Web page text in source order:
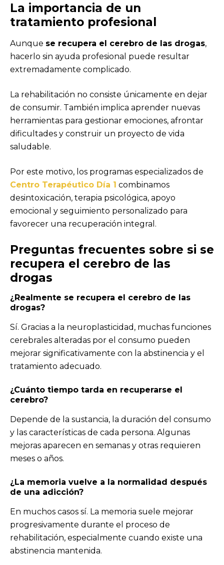
La importancia de un
tratamiento profesional
Aunque se recupera el cerebro de las drogas,
hacerlo sin ayuda profesional puede resultar
extremadamente complicado.
La rehabilitación no consiste únicamente en dejar
de consumir. También implica aprender nuevas
herramientas para gestionar emociones, afrontar
dificultades y construir un proyecto de vida
saludable.
Por este motivo, los programas especializados de
Centro Terapéutico Día 1 combinamos
desintoxicación, terapia psicológica, apoyo
emocional y seguimiento personalizado para
favorecer una recuperación integral.
Preguntas frecuentes sobre si se
recupera el cerebro de las
drogas
¿Realmente se recupera el cerebro de las
drogas?
Sí. Gracias a la neuroplasticidad, muchas funciones
cerebrales alteradas por el consumo pueden
mejorar significativamente con la abstinencia y el
tratamiento adecuado.
¿Cuánto tiempo tarda en recuperarse el
cerebro?
Depende de la sustancia, la duración del consumo
y las características de cada persona. Algunas
mejoras aparecen en semanas y otras requieren
meses o años.
¿La memoria vuelve a la normalidad después
de una adicción?
En muchos casos sí. La memoria suele mejorar
progresivamente durante el proceso de
rehabilitación, especialmente cuando existe una
abstinencia mantenida.